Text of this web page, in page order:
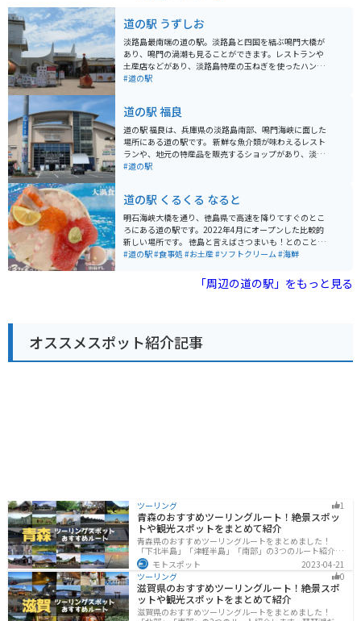
道の駅 うずしお
淡路島最南端の道の駅。淡路島と四国を結ぶ鳴門大橋が
あり、鳴門の渦潮も見ることができます。レストランや
土産店などがあり、淡路島特産の玉ねぎを使ったハンバ
ーガーなどが有名です。土日などの休日には車やバイク
ジソース〜」が看板メニューとして販売されています。
たまねぎの形のおっ玉チェアには、スマホ台が設置され
た写真撮影スポットがあります。また、リアルなたまね
ぎの皮柄のテーブルハウスでハンバーガーを食べるお客
さんでにぎわっています。駐車場から見る鳴門海峡のパ
#道の駅
道の駅 福良
道の駅 福良は、兵庫県の淡路島南部、鳴門海峡に面した
場所にある道の駅です。 新鮮な魚介類が味わえるレスト
ランや、地元の特産品を販売するショップがあり、淡路
島の味覚を楽しむことができます。また、鳴門海峡を望
バイクで訪れる場合、道の駅には広い駐車場が完備され
ているので安心です。淡路島南部の海岸線を走る快適な
ツーリングコースの休憩地点としても最適です。周辺に
は、世界最長の吊り橋である明石海峡大橋や、淡路島モ
ンキーセンターなど、観光スポットも点在しています。
玉ねぎを使用した「淡路島オニオンチップス」などが人
#道の駅
道の駅 くるくる なると
明石海峡大橋を通り、徳島県で高速を降りてすぐのとこ
ろにある道の駅です。2022年4月にオープンした比較的
新しい場所です。 徳島と言えばさつまいも！とのことで
入り口には巨大なさつまいものモニュメントがあり、写
やお土産、野菜、デザートなどたくさん売っています。
店内で食べれる海鮮丼は人気で種類も豊富で新鮮です。
#道の駅#食事処 #お土産#ソフトクリーム #海鮮
「周辺の道の駅」をもっと見る
オススメスポット紹介記事
ツーリング 1
青森のおすすめツーリングルート！絶景スポッ
トや観光スポットをまとめて紹介
青森県のおすすめツーリングルートをまとめました！
「下北半島」「津軽半島」「南部」の3つのルート紹介し
ます。自然に恵まれた風光明媚な景色や歴史文化に触れ
られる観光スポットが多くあります。バイクで青森県に
ツーリングに行く際は参考にしてください。
モトスポット
2023-04-21
ツーリング
0
滋賀県のおすすめツーリングルート！絶景スポ
ットや観光スポットをまとめて紹介
滋賀県のおすすめツーリングルートをまとめました！